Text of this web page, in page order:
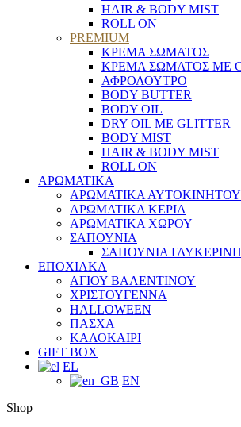
HAIR & BODY MIST
ROLL ON
PREMIUM
ΚΡΕΜΑ ΣΩΜΑΤΟΣ
ΚΡΕΜΑ ΣΩΜΑΤΟΣ ΜΕ
ΑΦΡΟΛΟΥΤΡΟ
BODY BUTTER
BODY OIL
DRY OIL ΜΕ GLITTER
BODY MIST
HAIR & BODY MIST
ROLL ON
ΑΡΩΜΑΤΙΚΑ
ΑΡΩΜΑΤΙΚΑ ΑΥΤΟΚΙΝΗΤΟΥ
ΑΡΩΜΑΤΙΚΑ ΚΕΡΙΑ
ΑΡΩΜΑΤΙΚΑ ΧΩΡΟΥ
ΣΑΠΟΥΝΙΑ
ΣΑΠΟΥΝΙΑ
ΕΠΟΧΙΑΚΑ
ΑΓΙΟΥ ΒΑΛΕΝΤΙΝΟΥ
ΧΡΙΣΤΟΥΓΕΝΝΑ
HALLOWEEN
ΠΑΣΧΑ
ΚΑΛΟΚΑΙΡΙ
GIFT BOX
EL
EN
Shop